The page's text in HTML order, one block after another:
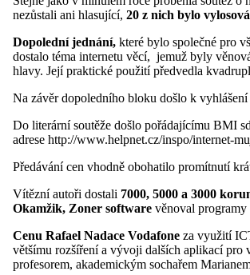
nezůstali ani hlasující, 20 z nich bylo
Dopolední jednání, které bylo společné pro
dostalo téma internetu věcí, jemuž byly
hlavy. Její praktické použití předvedla
Na závěr dopoledního bloku došlo k
Do literární soutěže došlo pořádajícímu BMI
adrese http://www.helpnet.cz/inspo/internet-
Předávání cen vhodně obohatilo promítnutí
Vítězní autoři dostali 7000, 5000 a 3000
Okamžik, Zoner software věnoval
Cenu Rafael Nadace Vodafone za využití
většímu rozšíření a vývoji dalších aplikací pro
profesorem, akademickým sochařem